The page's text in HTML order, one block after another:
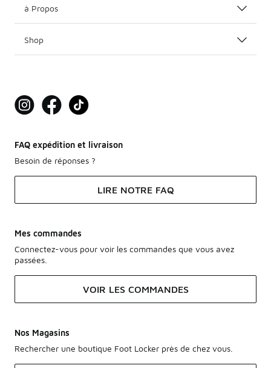
à Propos
Shop
FAQ expédition et livraison
Besoin de réponses ?
LIRE NOTRE FAQ
Mes commandes
Connectez-vous pour voir les commandes que vous avez
passées.
VOIR LES COMMANDES
Nos Magasins
Rechercher une boutique Foot Locker près de chez vous.